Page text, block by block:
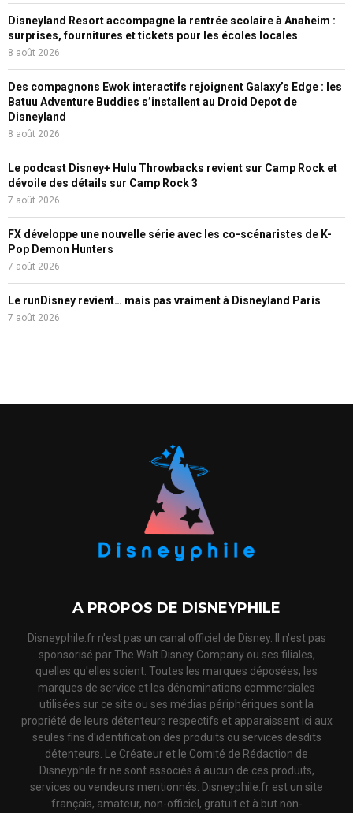
Disneyland Resort accompagne la rentrée scolaire à Anaheim :
surprises, fournitures et tickets pour les écoles locales
8 août 2026
Des compagnons Ewok interactifs rejoignent Galaxy’s Edge : les
Batuu Adventure Buddies s’installent au Droid Depot de
Disneyland
8 août 2026
Le podcast Disney+ Hulu Throwbacks revient sur Camp Rock et
dévoile des détails sur Camp Rock 3
7 août 2026
FX développe une nouvelle série avec les co-scénaristes de K-
Pop Demon Hunters
7 août 2026
Le runDisney revient… mais pas vraiment à Disneyland Paris
7 août 2026
A PROPOS DE DISNEYPHILE
Disneyphile.fr n'est pas un canal officiel de Disney. Il n'est pas
sponsorisé par The Walt Disney Company ou ses filiales,
quelles qu'elles soient. Toutes les marques déposées, les
marques de service et les dénominations commerciales
utilisées sur ce site ou ses médias périphériques sont la
propriété de leurs détenteurs respectifs et apparaissent ici aux
seules fins d'identification des produits ou services desdits
détenteurs. Le Créateur et le Comité de Rédaction de
Disneyphile.fr ne sont associés à aucun de ces produits,
services ou vendeurs mentionnés. Disneyphile.fr est un site
français, amateur, non-officiel, gratuit et à but non-